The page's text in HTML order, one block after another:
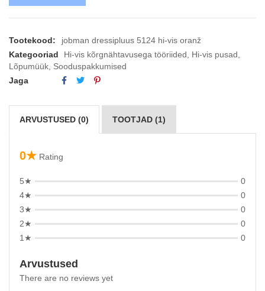
Tootekood:
jobman dressipluus 5124 hi-vis oranž
Kategooriad
Hi-vis kõrgnähtavusega tööriided Hi-vis pusad
Lõpumüük Sooduspakkumised
Jaga
ARVUSTUSED (0) TOOTJAD (1)
0★ Rating
5★
0
4★
0
3★
0
2★
0
1★
0
Arvustused
There are no reviews yet